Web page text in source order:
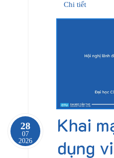
Chi tiết
28
07
2026
Khai
dụng